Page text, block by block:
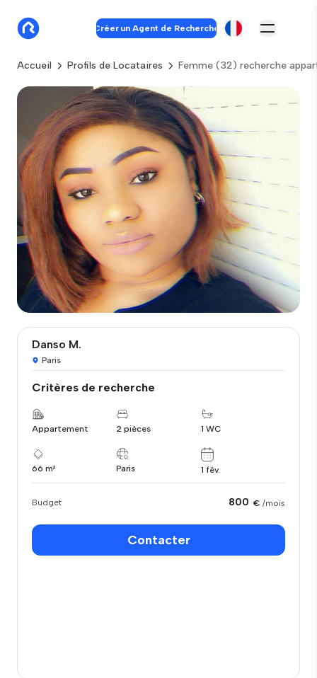
Créer un Agent de Recherche
Accueil Profils de Locataires Femme (32) recherche
Danso M.
Paris
Critères de recherche
Appartement 2 pièces 1 WC
66 m² Paris 1 fév.
Budget 800 € /mois
Contacter